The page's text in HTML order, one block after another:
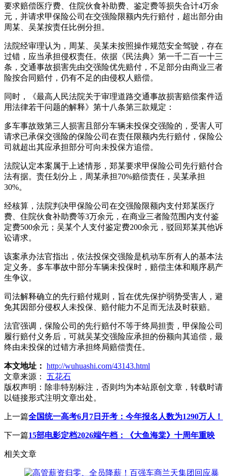
要求赔偿医疗费、住院伙食补助费、鉴定费等损失合计4万余
元，并请求甲保险公司在交强险限额内先行赔付，超出部分由
周某、吴某按责任比例分担。
法院经审理认为，周某、吴某未按照操作规范安全驾驶，存在
过错，应当承担侵权责任。依据《民法典》第一千二百一十三
条，交通事故损害先由交强险优先赔付，不足部分由商业三者
险按合同赔付，仍有不足的由侵权人赔偿。
同时，《最高人民法院关于审理道路交通事故损害赔偿案件适
用法律若干问题的解释》第十八条第三款规定：
多车事故致第三人损害且部分车辆未投保交强险的，受害人可
请求已承保交强险的保险公司在责任限额内先行赔付，保险公
司就超出其应承担部分可向未投保方追偿。
法院认定本案属于上述情形，郑某要求甲保险公司先行赔付合
法有据。责任划分上，周某承担70%赔偿责任，吴某承担
30%。
经核算，法院判决甲保险公司在交强险限额内支付郑某医疗
费、住院伙食补助费等3万余元，在商业三者险范围内支付鉴
定费500余元；吴某个人支付鉴定费200余元，驳回郑某其他诉
讼请求。
该案承办法官指出，依法投保交强险是机动车所有人的基本法
定义务。多车事故中部分车辆未投保时，赔偿主体和顺序易产
生争议。
司法解释确立的先行赔付规则，旨在优先保护弱势受害人，避
免其因部分侵权人未投保、赔付能力不足而无法及时获赔。
法官强调，保险公司的先行赔付不等于终局担责，甲保险公司
履行赔付义务后，可就吴某交强险应承担的份额向其追偿，最
终由未投保的过错方承担终局赔偿责任。
本文地址： http://wuhuashi.com/43143.html
文章来源：
五花石
版权声明： 除非特别标注，否则均为本站原创文章，转载时请
以链接形式注明文章出处。
上一篇全国统一高考6月7日开考：今年报名人数为1290万人！
下一篇15部电影定档2026端午档：《大鱼海棠》十周年重映
相关文章